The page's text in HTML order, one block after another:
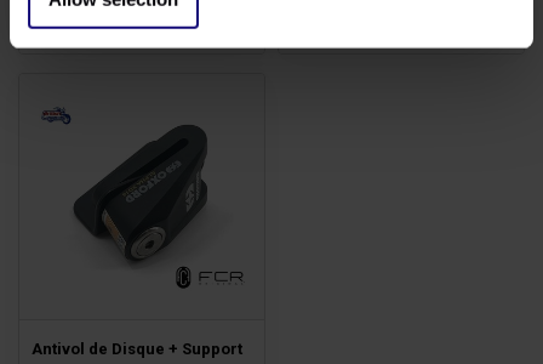
€13,50 Disponible
Antivol de Disque + Support